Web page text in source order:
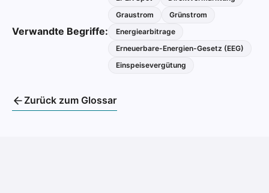
Verwandte Begriffe:
Graustrom
Grünstrom
Energiearbitrage
Erneuerbare-Energien-Gesetz (EEG)
Einspeisevergütung
Zurück zum Glossar